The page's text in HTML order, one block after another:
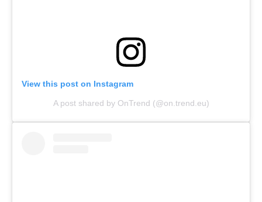
View this post on Instagram
A post shared by OnTrend (@on.trend.eu)